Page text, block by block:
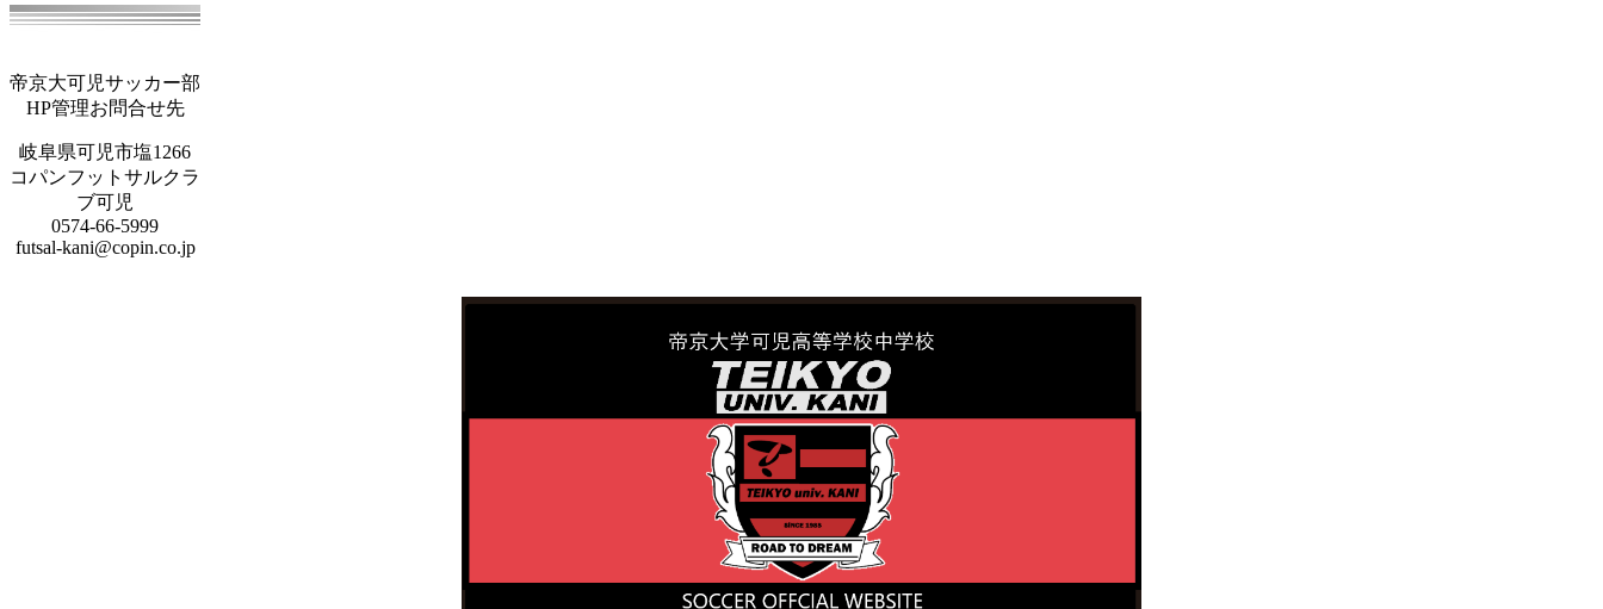
帝京大可児サッカー部
HP管理お問合せ先
岐阜県可児市塩1266
コパンフットサルクラ
ブ可児
0574-66-5999
futsal-kani@copin.co.jp